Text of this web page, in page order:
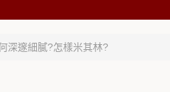
深邃細膩?怎樣米其林?